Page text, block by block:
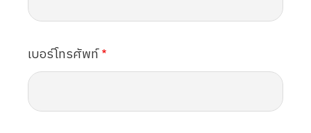
เบอร์โทรศัพท์